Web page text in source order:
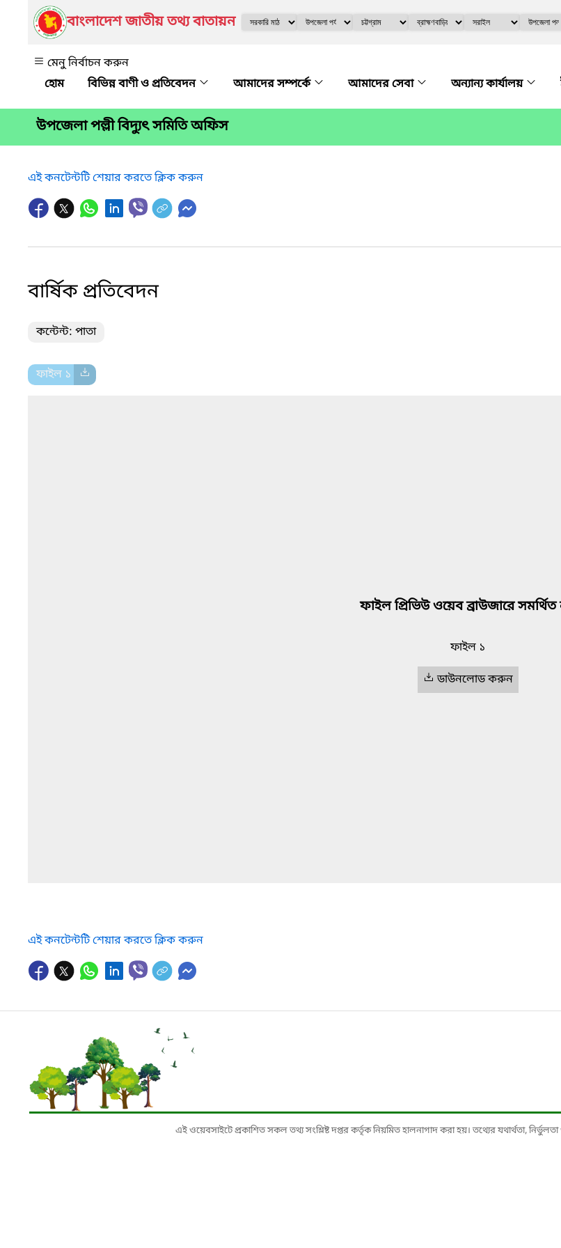
বাংলাদেশ জাতীয় তথ্য বাতায়ন
মেনু নির্বাচন করুন
বিভিন্ন বাণী ও প্রতিবেদন
আমাদের সম্পর্কে আমাদের সেবা অন্যান্য কার্যালয়
উপজেলা পল্লী বিদ্যুৎ সমিতি অফিস
এই কনটেন্টটি শেয়ার করতে ক্লিক করুন
বার্ষিক প্রতিবেদন
কন্টেন্ট: পাতা
ফাইল ১
ফাইল প্রিভিউ ওয়েব ব্রাউজারে
ফাইল ১
ডাউনলোড করুন
এই কনটেন্টটি শেয়ার করতে ক্লিক করুন
এই ওয়েবসাইটে প্রকাশিত সকল তথ্য সংশ্লিষ্ট দপ্তর কর্তৃক নিয়মিত হালনাগাদ করা হয়। তথ্যের যথার্থতা, নির্ভুলতা